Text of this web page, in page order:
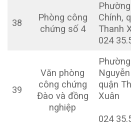
38
Phòng công
chứng số 4
Chính,
Thanh
024
39
Văn phòng
công chứng
Đào và đồng
nghiệp
Phường
quận
Xuân
024